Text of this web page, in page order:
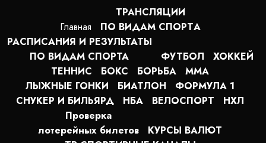
Главная
ТРАНСЛЯЦИИ
ПО ВИДАМ СПОРТA
РАСПИСАНИЯ И РЕЗУЛЬТАТЫ
ПО ВИДАМ СПОРТА
ФУТБОЛ
ХОККЕЙ
ТЕННИС
БОКС БОРЬБА
MMA
ЛЫЖНЫЕ ГОНКИ
БИАТЛОН
ФОРМУЛА 1
СНУКЕР И БИЛЬЯРД
НБА ВЕЛОСПОРТ
НХЛ
Проверка
лотерейных билетов
КУРСЫ ВАЛЮТ